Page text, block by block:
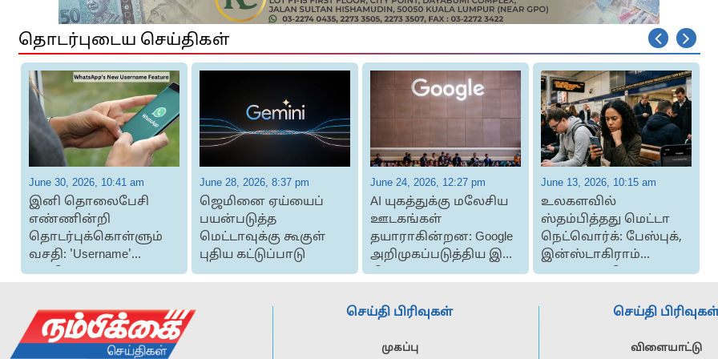
தொடர்புடைய செய்திகள்
June 30, 2026, 10:41 am
இனி தொலைபேசி
எண்ணின்றி
தொடர்புக்கொள்ளும்
வசதி: 'Username'
வசதியை
June 28, 2026, 8:37 pm
ஜெமினை ஏய்யைப்
பயன்படுத்த
மெட்டாவுக்கு கூகுள்
புதிய கட்டுப்பாடு
June 24, 2026, 12:27 pm
AI யுகத்துக்கு மலேசிய
ஊடகங்கள்
தயாராகின்றன: Google
அறிமுகப்படுத்திய இரு
திட்டங்கள்
June 13, 2026, 10:15 am
உலகளவில்
ஸ்தம்பித்தது மெட்டா
நெட்வொர்க்: பேஸ்புக்,
இன்ஸ்டாகிராம்
பக்கங்கள் திடீர் ...
செய்தி பிரிவுகள்
முகப்பு
செய்தி
விளையாட்டு